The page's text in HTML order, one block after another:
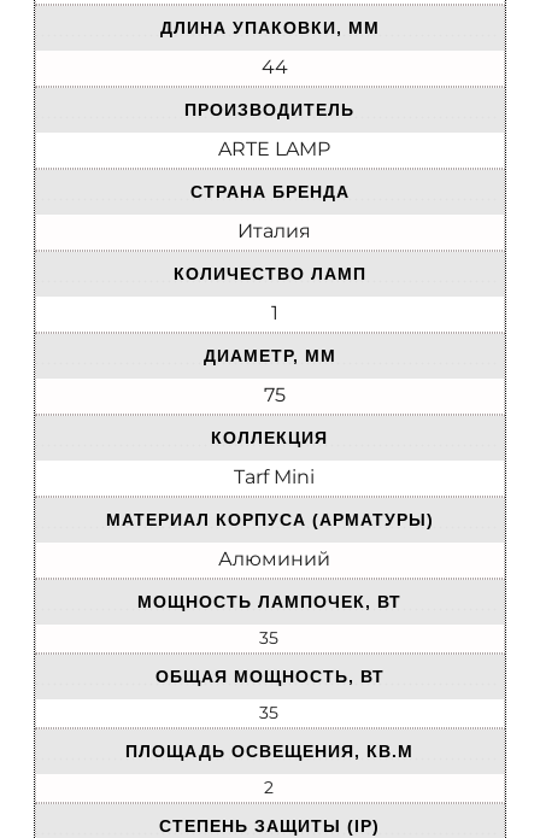
ДЛИНА УПАКОВКИ, ММ
44
ПРОИЗВОДИТЕЛЬ
ARTE LAMP
СТРАНА БРЕНДА
Италия
КОЛИЧЕСТВО ЛАМП
1
ДИАМЕТР, ММ
75
КОЛЛЕКЦИЯ
Tarf Mini
МАТЕРИАЛ КОРПУСА (АРМАТУРЫ)
Алюминий
МОЩНОСТЬ ЛАМПОЧЕК, ВТ
35
ОБЩАЯ МОЩНОСТЬ, ВТ
35
ПЛОЩАДЬ ОСВЕЩЕНИЯ, КВ.М
2
СТЕПЕНЬ ЗАЩИТЫ (IP)